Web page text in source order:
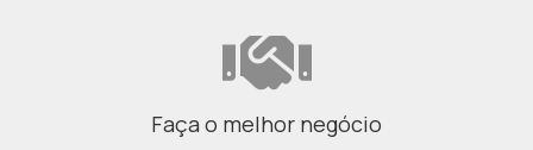
Faça o melhor negócio